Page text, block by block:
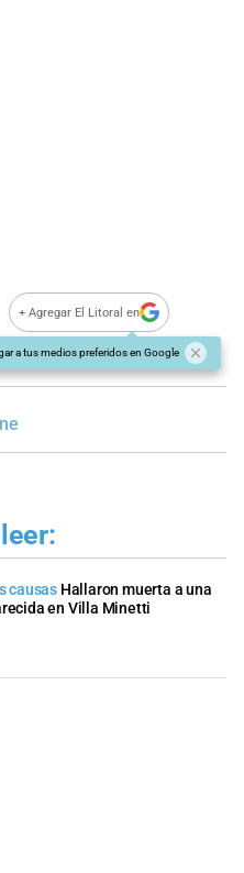
+ Agregar El Litoral en
a tus medios preferidos en Google
causas Hallaron muerta a una
en Villa Minetti